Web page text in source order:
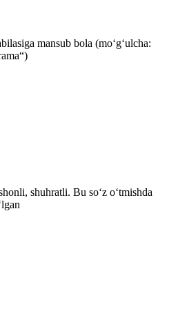
mansub bola (mo‘g‘ulcha:
shuhratli. Bu so‘z o‘tmishda